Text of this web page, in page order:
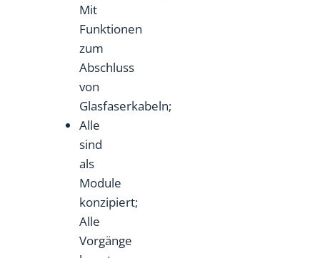
Mit
Funktionen
zum
Abschluss
von
Glasfaserkabeln;
Alle
sind
als
Module
konzipiert;
Alle
Vorgänge